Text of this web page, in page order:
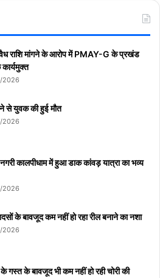
राशि मांगने के आरोप में PMAY-G के प्रखंड
2026
से युवक की हुई मौत
2026
नगरी कालपीधाम में हुआ डाक कांवड़ यात्रा का भव्य
2026
के बावजूद कम नहीं हो रहा रील बनाने का नशा
2026
गस्त के बावजूद भी कम नहीं हो रही चोरी की